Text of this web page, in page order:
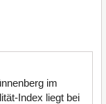
im
Index liegt bei